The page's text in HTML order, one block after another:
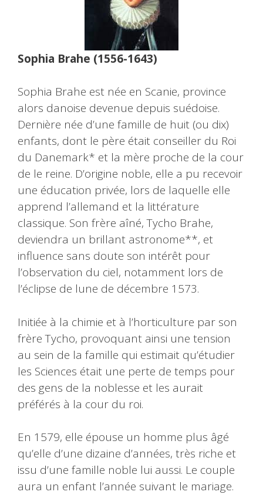
Sophia Brahe (1556-1643)
Sophia Brahe est née en Scanie, province
alors danoise devenue depuis suédoise.
Dernière née d’une famille de huit (ou dix)
enfants, dont le père était conseiller du Roi
du Danemark* et la mère proche de la cour
de le reine. D’origine noble, elle a pu recevoir
une éducation privée, lors de laquelle elle
apprend l’allemand et la littérature
classique. Son frère aîné, Tycho Brahe,
deviendra un brillant astronome**, et
influence sans doute son intérêt pour
l’observation du ciel, notamment lors de
l’éclipse de lune de décembre 1573.
Initiée à la chimie et à l’horticulture par son
frère Tycho, provoquant ainsi une tension
au sein de la famille qui estimait qu’étudier
les Sciences était une perte de temps pour
des gens de la noblesse et les aurait
préférés à la cour du roi.
En 1579, elle épouse un homme plus âgé
qu’elle d’une dizaine d’années, très riche et
issu d’une famille noble lui aussi. Le couple
aura un enfant l’année suivant le mariage.